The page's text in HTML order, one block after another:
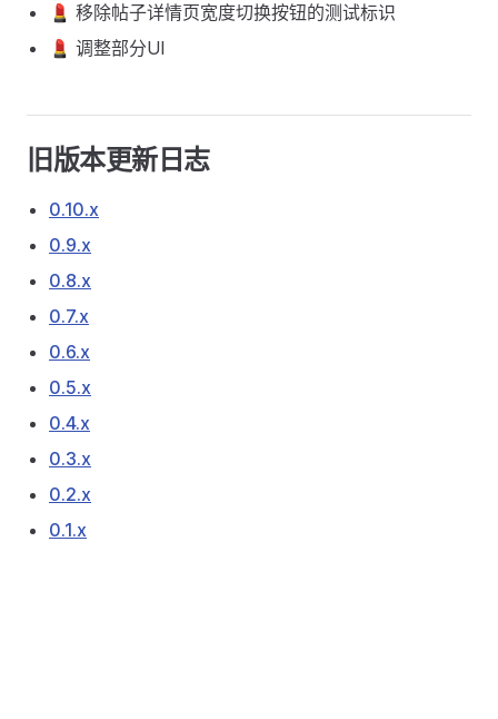
💄 移除帖子详情页宽度切换按钮的测试标识
💄 调整部分UI
旧版本更新日志
0.10.x
0.9.x
0.8.x
0.7.x
0.6.x
0.5.x
0.4.x
0.3.x
0.2.x
0.1.x